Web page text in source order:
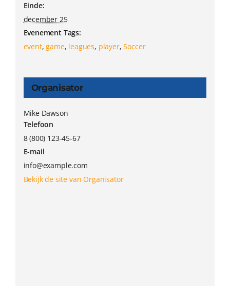
Einde:
december 25
Evenement Tags:
event,game, leagues, player,Soccer
Organisator
Mike Dawson
Telefoon
8 (800) 123-45-67
E-mail
info@example.com
Bekijk de site van Organisator